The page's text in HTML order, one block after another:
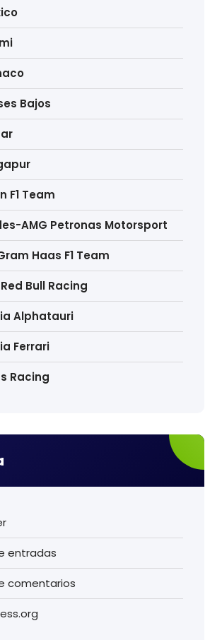
Bajos
F1 Team
AMG Petronas Motorsport
Haas F1 Team
Bull Racing
Alphatauri
Ferrari
Racing
entradas
comentarios